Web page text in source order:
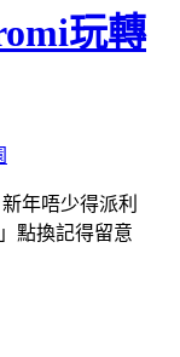
玩轉
年唔少得派利
點換記得留意